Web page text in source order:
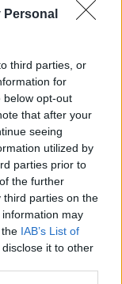
Personal
third parties, or
for
below opt-out
that after your
seeing
utilized by
parties prior to
the further
third parties on the
information may
IAB’s List of
it to other
vita?
solidale. La